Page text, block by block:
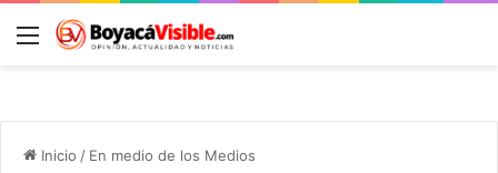
Menú
Inicio / En medio de los Medios